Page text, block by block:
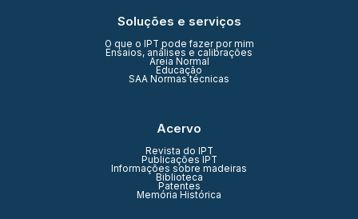
Soluções e serviços
O que o IPT pode fazer por mim
Ensaios, análises e calibrações
Areia Normal
Educação
SAA Normas técnicas
Acervo
Revista do IPT
Publicações IPT
Informações sobre madeiras
Biblioteca
Patentes
Memória Histórica